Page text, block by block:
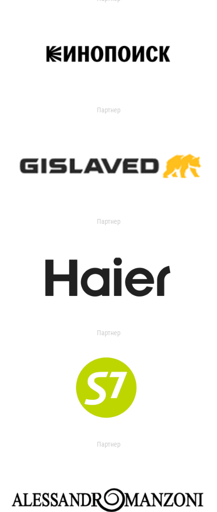
Партнер
Партнер
Партнер
Партнер